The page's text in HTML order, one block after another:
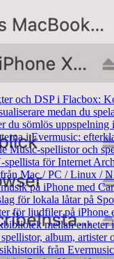
och DSP i Flacbox:
medan du
du sömlös uppspelning
i Evermusic:
Music-spellistor och
spellista för Internet
Mac / PC / Linux /
på iPhone med
för lokala låtar på
för ljudfiler på iPhone
mellan enheter
album, artister
från